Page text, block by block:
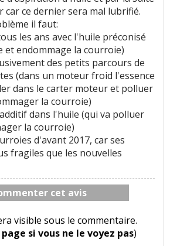
ce dernier sera mal lubrifié.
il faut:
les ans avec l'huile préconisé
et endommage la courroie)
des petits parcours de
(dans un moteur froid l'essence
dans le carter moteur et polluer
la courroie)
dans l'huile (qui va polluer
la courroie)
d'avant 2017, car ses
fragiles que les nouvelles
cet avis
visible sous le commentaire.
si vous ne le voyez pas)